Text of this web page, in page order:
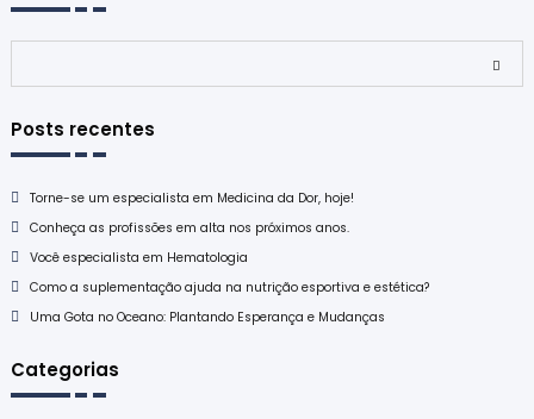
Posts recentes
Torne-se um especialista em Medicina da Dor, hoje!
Conheça as profissões em alta nos próximos anos.
Você especialista em Hematologia
Como a suplementação ajuda na nutrição esportiva e estética?
Uma Gota no Oceano: Plantando Esperança e Mudanças
Categorias